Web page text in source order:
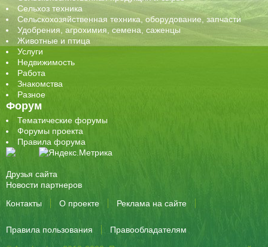
Сельхоз техника
Сельскохозяйственная техника, оборудование, запчасти
Удобрения, агрохимия, семена, саженцы
Животные и птица
Услуги
Недвижимость
Работа
Знакомства
Разное
Форум
Тематические форумы
Форумы проекта
Правила форума
Друзья сайта
Новости партнеров
Контакты
О проекте Реклама на сайте
Правила пользования
Правообладателям